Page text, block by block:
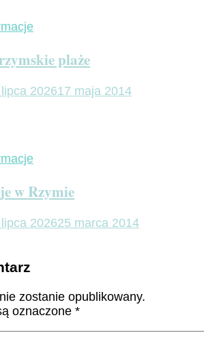
plaże
202617 maja 2014
w Rzymie
202625 marca 2014
zostanie opublikowany.
oznaczone *